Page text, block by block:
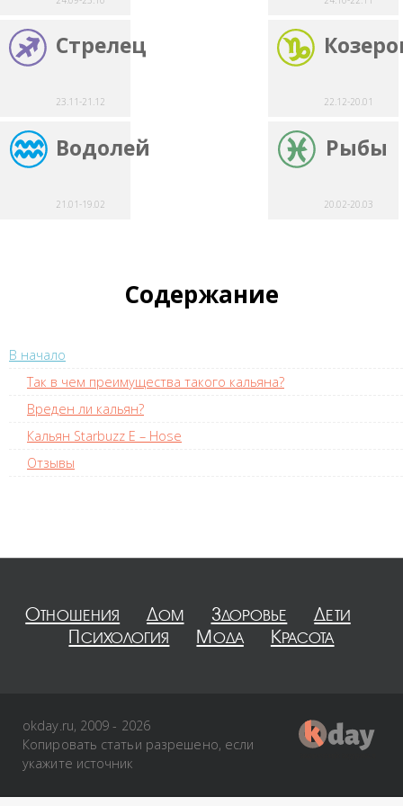
Стрелец
23.11-21.12 22.12-20.01
Водолей
21.01-19.02
Рыбы
20.02-20.03
Содержание
В начало
Так в чем преимущества такого кальяна?
Вреден ли кальян?
Кальян Starbuzz E – Hose
Отзывы
Отношения Дом Здоровье
Дети
Психология
Мода Красота
okday.ru, 2009 - 2026
Копировать статьи разрешено, если
укажите источник